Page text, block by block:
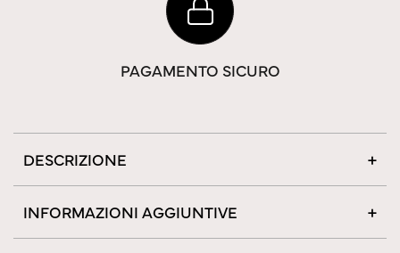
PAGAMENTO SICURO
DESCRIZIONE
INFORMAZIONI AGGIUNTIVE